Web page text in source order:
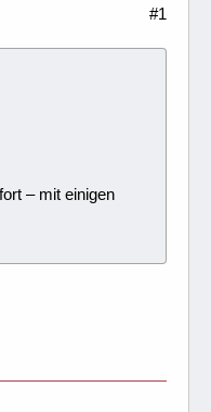
#1
– mit einigen